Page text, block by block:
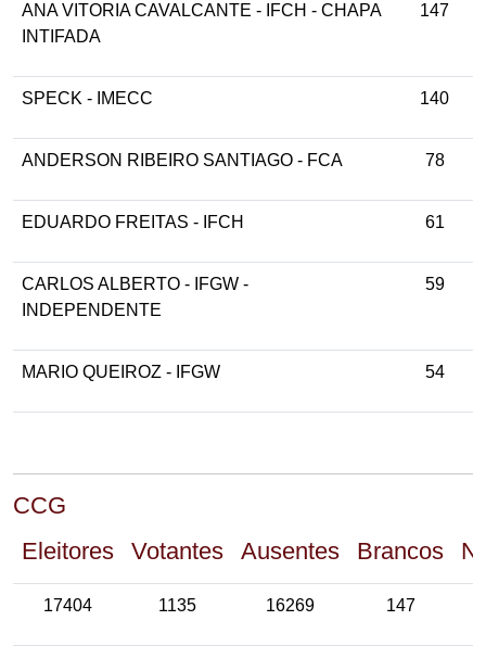
ANA VITORIA CAVALCANTE - IFCH - CHAPA
INTIFADA
147
SPECK - IMECC 140
ANDERSON RIBEIRO SANTIAGO - FCA 78
EDUARDO FREITAS - IFCH 61
CARLOS ALBERTO - IFGW -
INDEPENDENTE
59
MARIO QUEIROZ - IFGW 54
CCG
Eleitores
Votantes Ausentes Brancos
17404 1135 16269 147